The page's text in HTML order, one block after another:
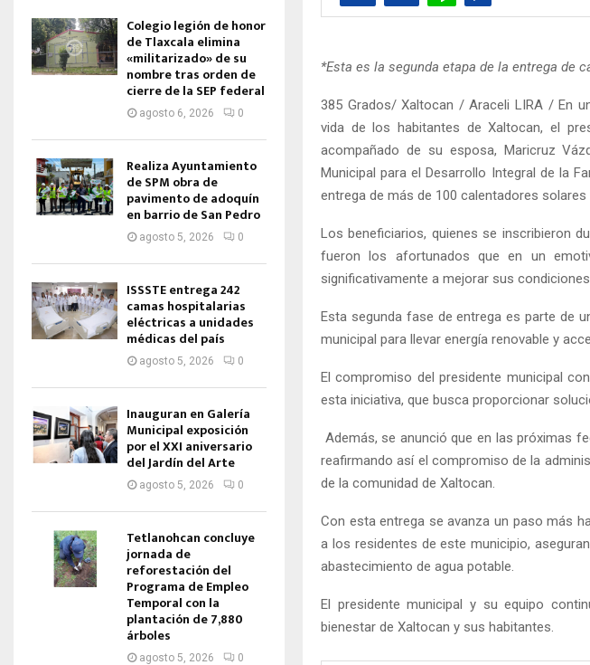
*Esta es la segunda etapa de la entrega de
385 Grados/ Xaltocan / Araceli LIRA / En
vida de los habitantes de Xaltocan, el
acompañado de su esposa, Maricruz
Municipal para el Desarrollo Integral de la
entrega de más de 100 calentadores
Los beneficiarios, quienes se inscribieron
fueron los afortunados que en un
significativamente a mejorar sus condiciones
Esta segunda fase de entrega es parte de
municipal para llevar energía renovable y
El compromiso del presidente municipal
esta iniciativa, que busca proporcionar
Además, se anunció que en las próximas
reafirmando así el compromiso de la
de la comunidad de Xaltocan.
Con esta entrega se avanza un paso más
a los residentes de este municipio,
abastecimiento de agua potable.
El presidente municipal y su equipo
bienestar de Xaltocan y sus habitantes.
Colegio legión de honor
de Tlaxcala elimina
«militarizado» de su
nombre tras orden de
cierre de la SEP federal
agosto 6, 2026 0
Realiza Ayuntamiento
de SPM obra de
pavimento de adoquín
en barrio de San Pedro
agosto 5, 2026 0
ISSSTE entrega 242
camas hospitalarias
eléctricas a unidades
médicas del país
agosto 5, 2026 0
Inauguran en Galería
Municipal exposición
por el XXI aniversario
del Jardín del Arte
agosto 5, 2026 0
Tetlanohcan concluye
jornada de
reforestación del
Programa de Empleo
Temporal con la
plantación de 7,880
árboles
agosto 5, 2026 0